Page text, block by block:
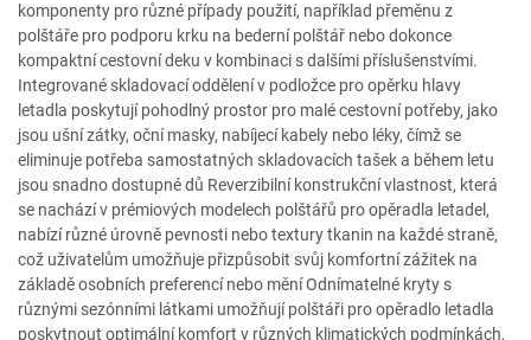
komponenty pro různé případy použití, například přeměnu z
polštáře pro podporu krku na bederní polštář nebo dokonce
kompaktní cestovní deku v kombinaci s dalšími příslušenstvími.
Integrované skladovací oddělení v podložce pro opěrku hlavy
letadla poskytují pohodlný prostor pro malé cestovní potřeby, jako
jsou ušní zátky, oční masky, nabíjecí kabely nebo léky, čímž se
eliminuje potřeba samostatných skladovacích tašek a během letu
jsou snadno dostupné dů Reverzibilní konstrukční vlastnost, která
se nachází v prémiových modelech polštářů pro opěradla letadel,
nabízí různé úrovně pevnosti nebo textury tkanin na každé straně,
což uživatelům umožňuje přizpůsobit svůj komfortní zážitek na
základě osobních preferencí nebo mění Odnímatelné kryty s
různými sezónními látkami umožňují polštáři pro opěradlo letadla
poskytnout optimální komfort v různých klimatických podmínkách,